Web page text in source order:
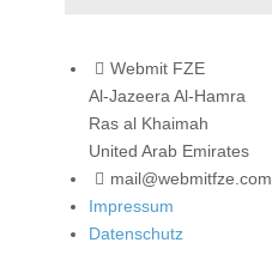
Webmit FZE
Al-Jazeera Al-Hamra
Ras al Khaimah
United Arab Emirates
mail@webmitfze.com
Impressum
Datenschutz